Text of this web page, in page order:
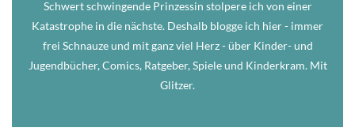
Schwert schwingende Prinzessin stolpere ich von einer
Katastrophe in die nächste. Deshalb blogge ich hier - immer
frei Schnauze und mit ganz viel Herz - über Kinder- und
Jugendbücher, Comics, Ratgeber, Spiele und Kinderkram. Mit
Glitzer.